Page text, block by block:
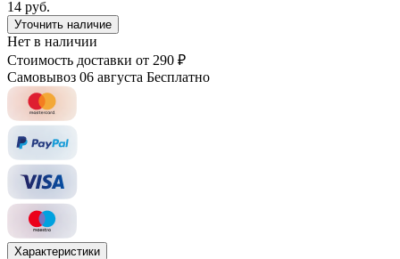
14 руб.
Уточнить наличие
Нет в наличии
Стоимость доставки от 290 ₽
Самовывоз 06 августа Бесплатно
Характеристики